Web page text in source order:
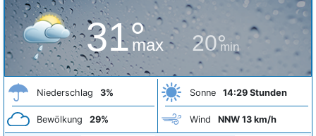
31°
max 20°
min
Niederschlag 3%
Bewölkung 29%
Sonne 14:29 Stunden
Wind NNW 13 km/h